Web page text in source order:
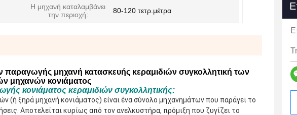
Η μηχανή καταλαμβάνει
την περιοχή:
80-120 τετρ.μέτρα
μηχανή κατασκευής κεραμιδιών συγκολλητική των
μηχανών κονιάματος
κονιάματος κεραμιδιών συγκολλητικής:
(ή ξηρά μηχανή κονιάματος) είναι ένα σύνολο μηχανημάτων που παράγει το
Αποτελείται κυρίως από τον ανελκυστήρα, πρόμιξη που ζυγίζει το